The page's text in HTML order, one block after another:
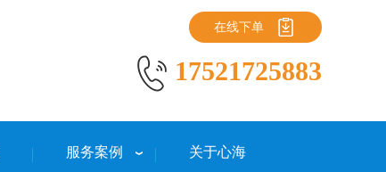
在线下单
17521725883
服务案例 关于心海